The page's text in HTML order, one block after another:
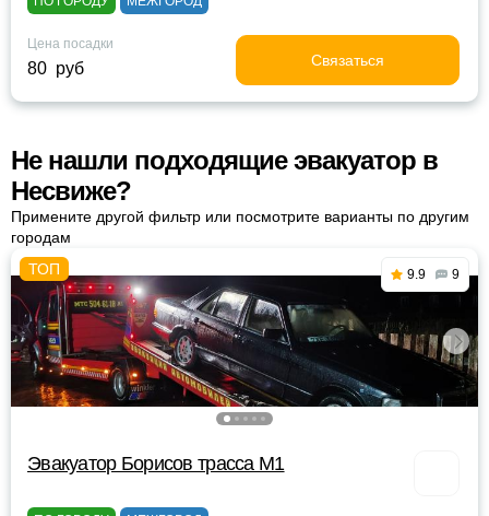
Цена посадки
80 руб Связаться
Не нашли подходящие эвакуатор в
Несвиже?
Примените другой фильтр или посмотрите варианты по другим
городам
9.9 9
Эвакуатор Борисов трасса М1